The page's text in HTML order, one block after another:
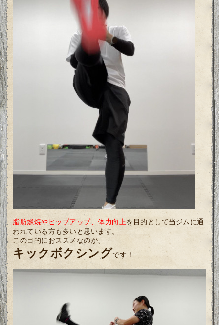
脂肪燃焼やヒップアップ、体力向上を目的として当ジムに通
われている方も多いと思います。
この目的におススメなのが、
キックボクシングです！